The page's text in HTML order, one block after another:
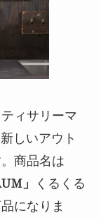
ィサリーマ
しいアウト
商品名は
」
くるくる
になりま